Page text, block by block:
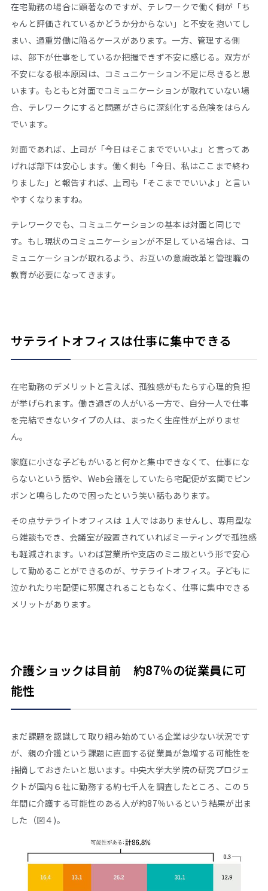
在宅勤務の場合に顕著なのですが、テレワークで働く側が「ち
ゃんと評価されているかどうか分からない」と不安を抱いてし
まい、過重労働に陥るケースがあります。一方、管理する側
は、部下が仕事をしているか把握できず不安に感じる。双方が
不安になる根本原因は、コミュニケーション不足に尽きると思
います。もともと対面でコミュニケーションが取れていない場
合、テレワークにすると問題がさらに深刻化する危険をはらん
でいます。
対面であれば、上司が「今日はそこまででいいよ」と言ってあ
げれば部下は安心します。働く側も「今日、私はここまで終わ
りました」と報告すれば、上司も「そこまででいいよ」と言い
やすくなりますね。
テレワークでも、コミュニケーションの基本は対面と同じで
す。もし現状のコミュニケーションが不足している場合は、コ
ミュニケーションが取れるよう、お互いの意識改革と管理職の
教育が必要になってきます。
サテライトオフィスは仕事に集中できる
在宅勤務のデメリットと言えば、孤独感がもたらす心理的負担
が挙げられます。働き過ぎの人がいる一方で、自分一人で仕事
を完結できないタイプの人は、まったく生産性が上がりませ
ん。
家庭に小さな子どもがいると何かと集中できなくて、仕事にな
らないという話や、Web会議をしていたら宅配便が玄関でピン
ボンと鳴らしたので困ったという笑い話もあります。
その点サテライトオフィスは １人ではありませんし、専用型な
ら雑談もでき、会議室が設置されていればミーティングで孤独感
も軽減されます。いわば営業所や支店のミニ版という形で安心
して勤めることができるのが、サテライトオフィス。子どもに
泣かれたり宅配便に邪魔されることもなく、仕事に集中できる
メリットがあります。
介護ショックは目前 約87％の従業員に可
能性
まだ課題を認識して取り組み始めている企業は少ない状況です
が、親の介護という課題に直面する従業員が急増する可能性を
指摘しておきたいと思います。中央大学大学院の研究プロジェ
クトが国内６社に勤務する約七千人を調査したところ、この５
年間に介護する可能性のある人が約87％いるという結果が出ま
した（図４)。